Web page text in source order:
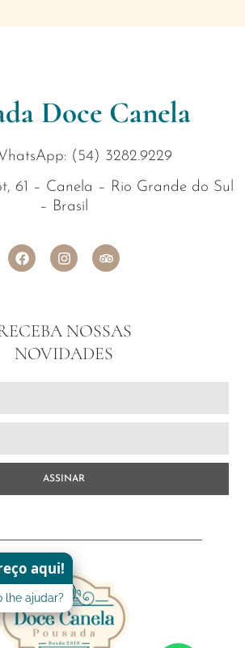
Doce Canela
(54) 3282.9229
61 – Canela – Rio Grande do Sul
– Brasil
NOSSAS
NOVIDADES
ASSINAR
aqui!
lhe ajudar?